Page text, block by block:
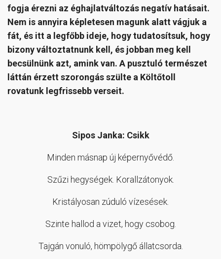
fogja érezni az éghajlatváltozás negatív hatásait.
Nem is annyira képletesen magunk alatt vágjuk a
fát, és itt a legfőbb ideje, hogy tudatosítsuk, hogy
bizony változtatnunk kell, és jobban meg kell
becsülnünk azt, amink van. A pusztuló természet
láttán érzett szorongás szülte a Költőtoll
rovatunk legfrissebb verseit.
Sipos Janka: Csikk
Minden másnap új képernyővédő.
Szűzi hegységek. Korallzátonyok.
Kristályosan zúduló vízesések.
Szinte hallod a vizet, hogy csobog.
Tajgán vonuló, hömpölygő állatcsorda.